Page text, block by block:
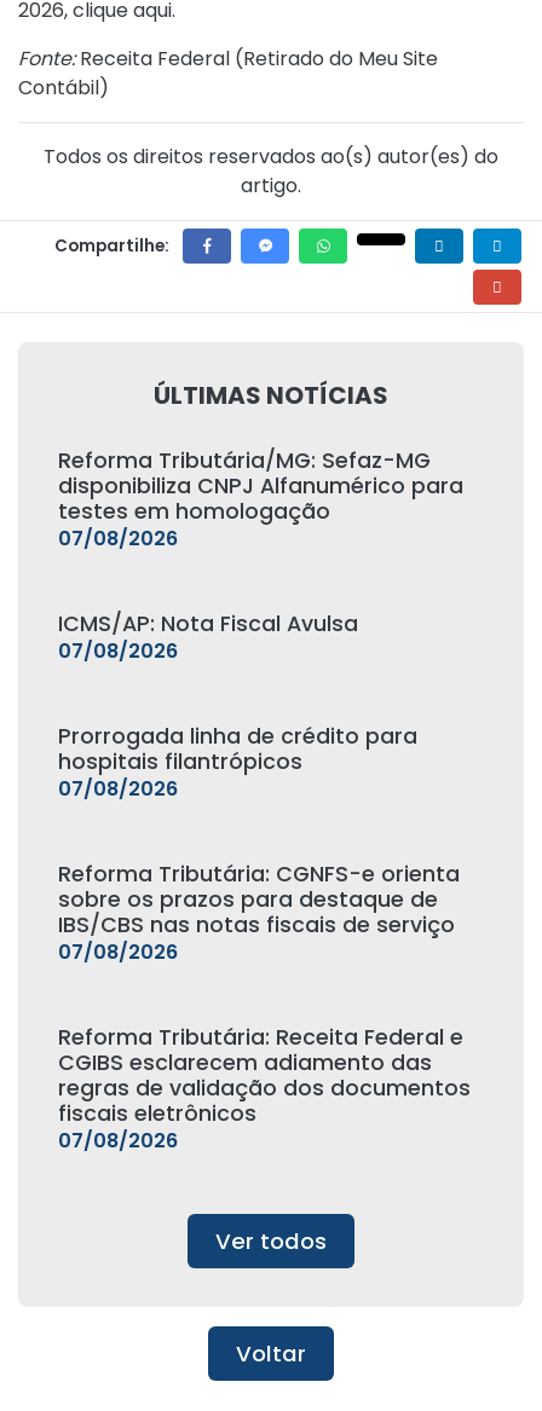
2026,clique aqui.
Fonte:Receita Federal (Retirado do Meu Site
Contábil)
Todos os direitos reservados ao(s) autor(es) do
artigo.
Compartilhe:
ÚLTIMAS NOTÍCIAS
Reforma Tributária/MG: Sefaz-MG
disponibiliza CNPJ Alfanumérico para
testes em homologação
07/08/2026
ICMS/AP: Nota Fiscal Avulsa
07/08/2026
Prorrogada linha de crédito para
hospitais filantrópicos
07/08/2026
Reforma Tributária: CGNFS-e orienta
sobre os prazos para destaque de
IBS/CBS nas notas fiscais de serviço
07/08/2026
Reforma Tributária: Receita Federal e
CGIBS esclarecem adiamento das
regras de validação dos documentos
fiscais eletrônicos
07/08/2026
Ver todos
Voltar